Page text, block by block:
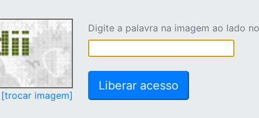
[trocar imagem]
Digite a palavra na imagem ao lado